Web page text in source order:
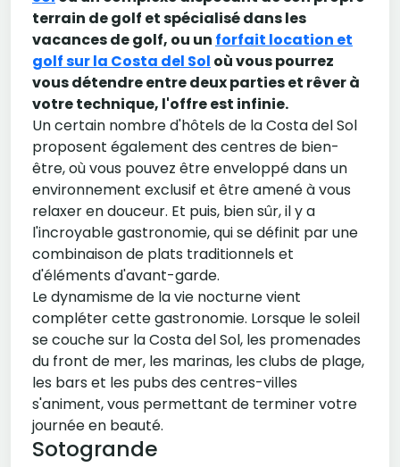
terrain de golf et spécialisé dans les
vacances de golf, ou un forfait location et
golf sur la Costa del Sol où vous pourrez
vous détendre entre deux parties et rêver à
votre technique, l'offre est infinie.
Un certain nombre d'hôtels de la Costa del Sol
proposent également des centres de bien-
être, où vous pouvez être enveloppé dans un
environnement exclusif et être amené à vous
relaxer en douceur. Et puis, bien sûr, il y a
l'incroyable gastronomie, qui se définit par une
combinaison de plats traditionnels et
d'éléments d'avant-garde.
Le dynamisme de la vie nocturne vient
compléter cette gastronomie. Lorsque le soleil
se couche sur la Costa del Sol, les promenades
du front de mer, les marinas, les clubs de plage,
les bars et les pubs des centres-villes
s'animent, vous permettant de terminer votre
journée en beauté.
Sotogrande